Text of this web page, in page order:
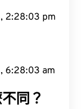
2:28:03 pm
6:28:03 am
同？